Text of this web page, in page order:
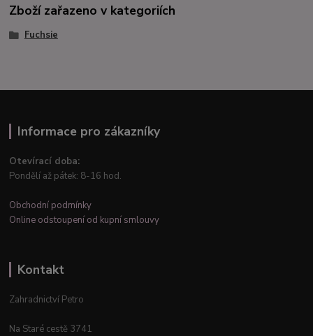
Zboží zařazeno v kategoriích
Fuchsie
Informace pro zákazníky
Otevírací doba:
Pondělí až pátek: 8-16 hod.
Obchodní podmínky
Online odstoupení od kupní smlouvy
Kontakt
Zahradnictví Petro
Na Staré cestě 3741